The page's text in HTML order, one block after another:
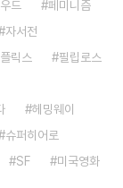
드
페미니즘
자서전
릭스
필립로스
헤밍웨이
슈퍼히어로
SF
미국영화